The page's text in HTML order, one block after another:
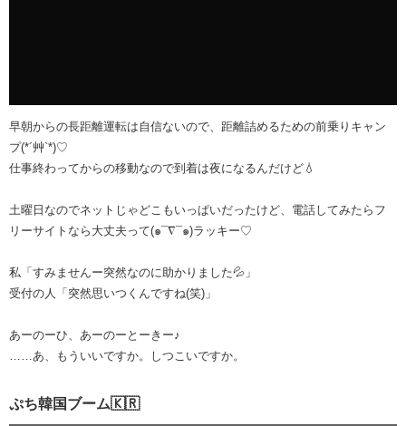
早朝からの長距離運転は自信ないので、距離詰めるための前乗りキャン
プ(*´艸`*)♡
仕事終わってからの移動なので到着は夜になるんだ‪けど💧‬
土曜日なのでネットじゃどこもいっぱいだったけど、電話してみたらフ
リーサイトなら大丈夫って(๑¯∇¯๑)ラッキー️♡
私「すみませんー突然なのに助かりました💦」
受付の人「突然思いつくんですね(笑)」
あーのーひ、あーのーとーきー♪
……あ、もういいですか。しつこいですか。
ぷち韓国ブーム🇰🇷